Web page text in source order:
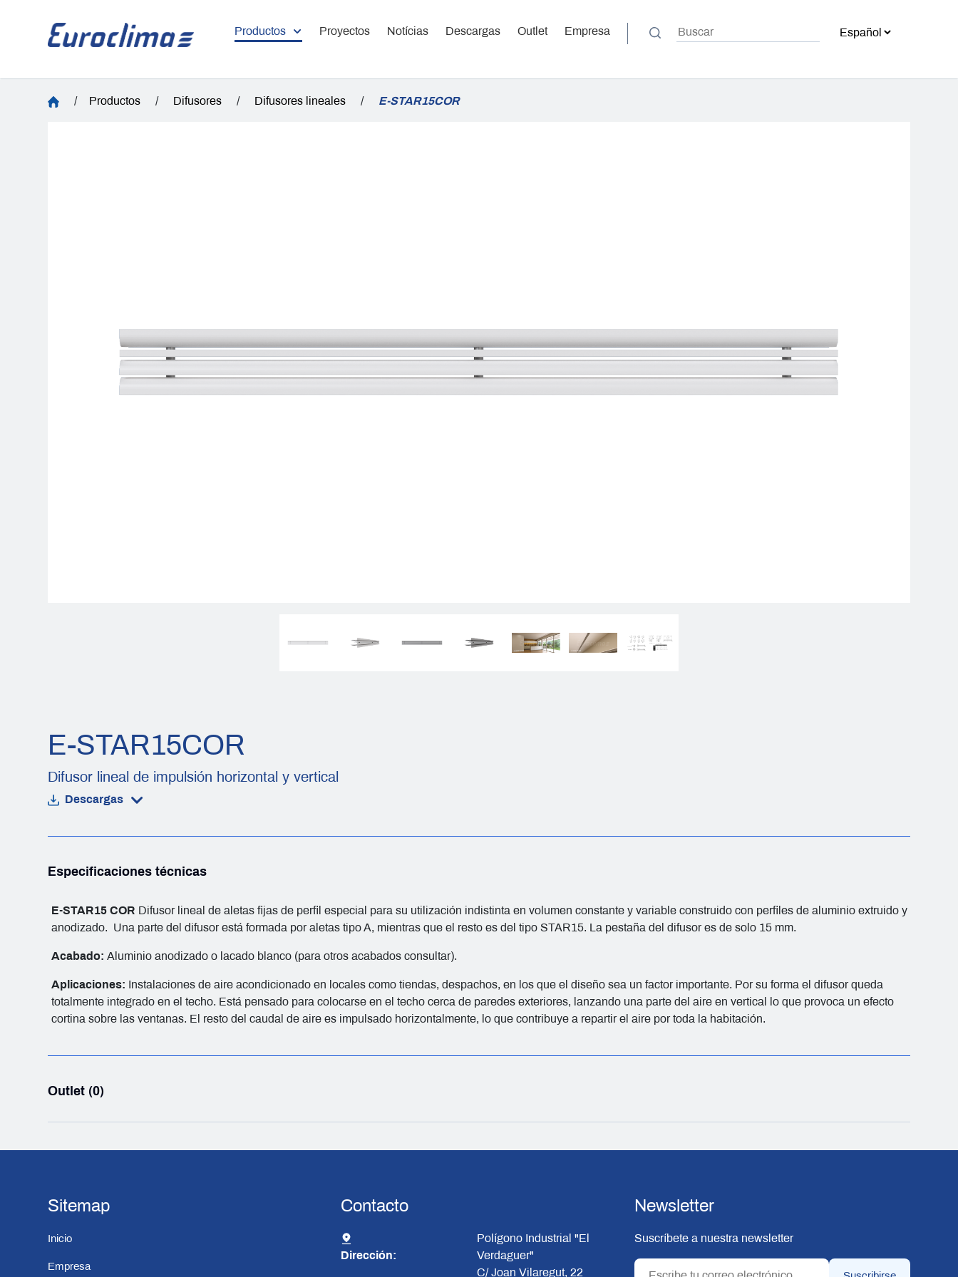
Productos Proyectos Notícias Descargas Outlet Empresa
/ Productos / Difusores / Difusores lineales / E-STAR15COR
E-STAR15COR
Difusor lineal de impulsión horizontal y vertical
Descargas
Especificaciones técnicas
E-STAR15 COR Difusor lineal de aletas fijas de perfil especial para su utilización indistinta en volumen constante y variable construido con perfiles de aluminio extruido y
anodizado. Una parte del difusor está formada por aletas tipo A, mientras que el resto es del tipo STAR15. La pestaña del difusor es de solo 15 mm.
Acabado: Aluminio anodizado o lacado blanco (para otros acabados consultar).
Aplicaciones: Instalaciones de aire acondicionado en locales como tiendas, despachos, en los que el diseño sea un factor importante. Por su forma el difusor queda
totalmente integrado en el techo. Está pensado para colocarse en el techo cerca de paredes exteriores, lanzando una parte del aire en vertical lo que provoca un efecto
cortina sobre las ventanas. El resto del caudal de aire es impulsado horizontalmente, lo que contribuye a repartir el aire por toda la habitación.
Outlet (0)
Sitemap
Inicio
Empresa
Contacto
Dirección:
Polígono Industrial "El
Verdaguer"
C/ Joan Vilaregut, 22
Newsletter
Suscríbete a nuestra newsletter